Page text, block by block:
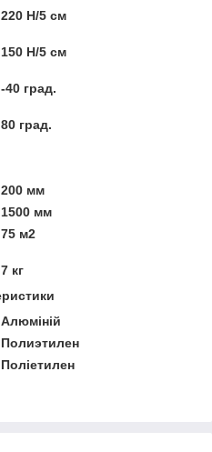
220 Н/5 см
150 Н/5 см
-40 град.
80 град.
200 мм
1500 мм
75 м2
7 кг
Алюміній
Полиэтилен
Поліетилен